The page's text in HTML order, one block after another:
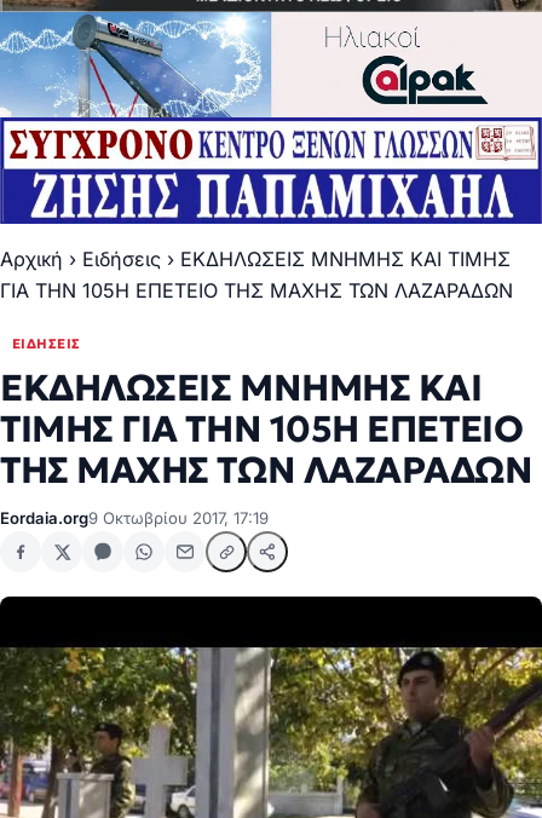
Αρχική › Ειδήσεις › ΕΚΔΗΛΩΣΕΙΣ ΜΝΗΜΗΣ ΚΑΙ ΤΙΜΗΣ
ΓΙΑ ΤΗΝ 105Η ΕΠΕΤΕΙΟ ΤΗΣ ΜΑΧΗΣ ΤΩΝ ΛΑΖΑΡΑΔΩΝ
ΕΙΔΉΣΕΙΣ
ΕΚΔΗΛΩΣΕΙΣ ΜΝΗΜΗΣ ΚΑΙ
ΤΙΜΗΣ ΓΙΑ ΤΗΝ 105Η ΕΠΕΤΕΙΟ
ΤΗΣ ΜΑΧΗΣ ΤΩΝ ΛΑΖΑΡΑΔΩΝ
Eordaia.org9 Οκτωβρίου 2017, 17:19